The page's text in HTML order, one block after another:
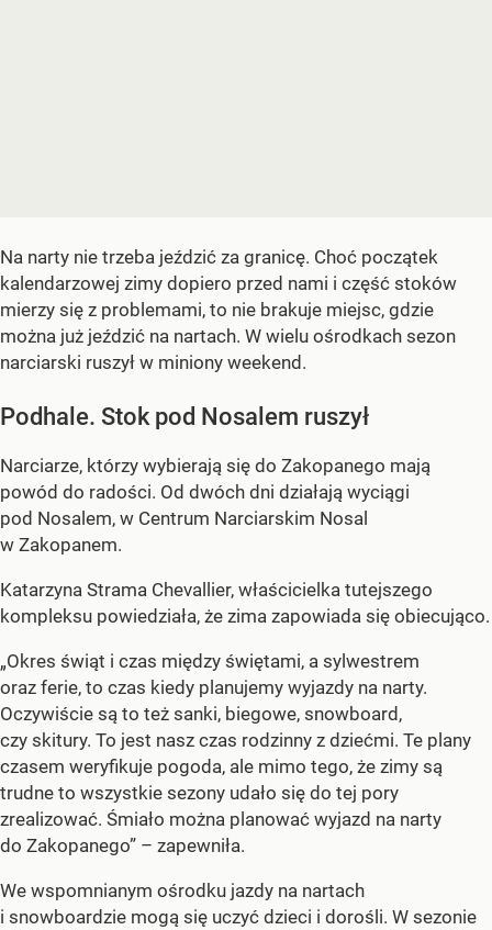
Na narty nie trzeba jeździć za granicę. Choć początek
kalendarzowej zimy dopiero przed nami i część stoków
mierzy się z problemami, to nie brakuje miejsc, gdzie
można już jeździć na nartach. W wielu ośrodkach sezon
narciarski ruszył w miniony weekend.
Podhale. Stok pod Nosalem ruszył
Narciarze, którzy wybierają się do Zakopanego mają
powód do radości. Od dwóch dni działają wyciągi
pod Nosalem, w Centrum Narciarskim Nosal
w Zakopanem.
Katarzyna Strama Chevallier, właścicielka tutejszego
kompleksu powiedziała, że zima zapowiada się obiecująco.
„Okres świąt i czas między świętami, a sylwestrem
oraz ferie, to czas kiedy planujemy wyjazdy na narty.
Oczywiście są to też sanki, biegowe, snowboard,
czy skitury. To jest nasz czas rodzinny z dziećmi. Te plany
czasem weryfikuje pogoda, ale mimo tego, że zimy są
trudne to wszystkie sezony udało się do tej pory
zrealizować. Śmiało można planować wyjazd na narty
do Zakopanego” – zapewniła.
We wspomnianym ośrodku jazdy na nartach
i snowboardzie mogą się uczyć dzieci i dorośli. W sezonie